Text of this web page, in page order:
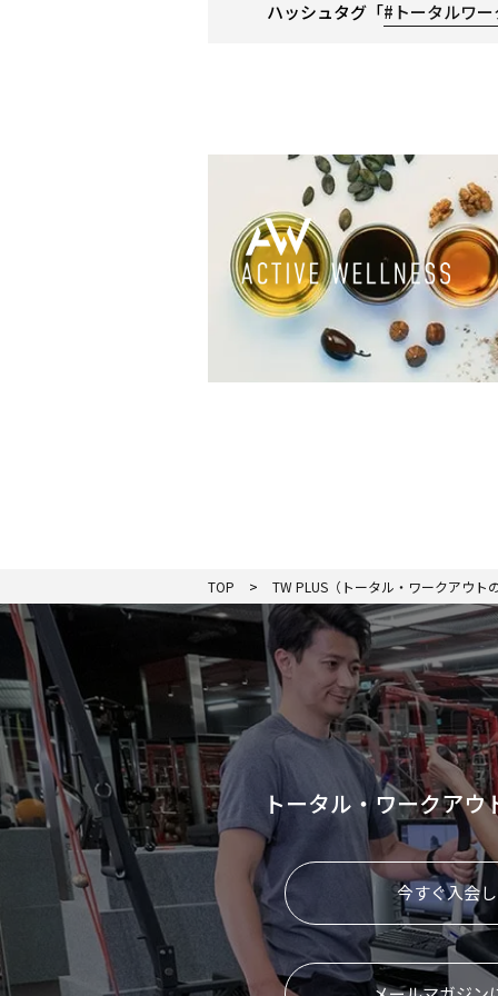
ハッシュタグ「#トータルワー
TOP TW PLUS（トータル・ワークアウト
トータル・ワークア
今すぐ入会